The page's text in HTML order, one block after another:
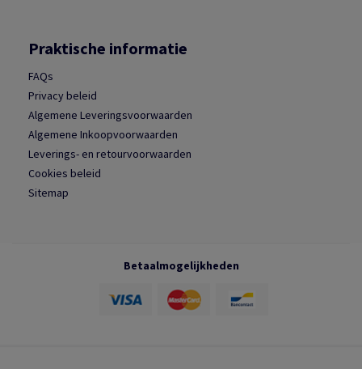
Praktische informatie
FAQs
Privacy beleid
Algemene Leveringsvoorwaarden
Algemene Inkoopvoorwaarden
Leverings- en retourvoorwaarden
Cookies beleid
Sitemap
Betaalmogelijkheden